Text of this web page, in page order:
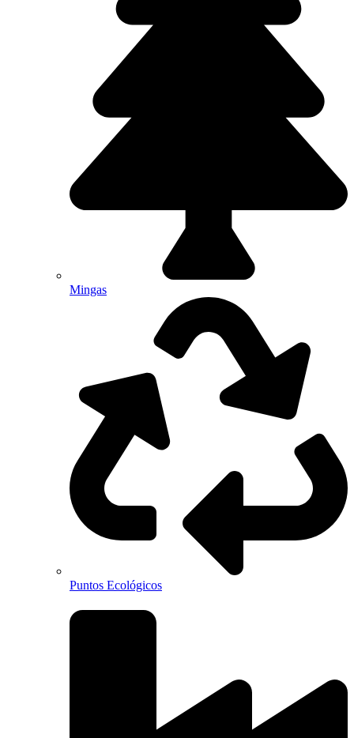
Mingas
Puntos Ecológicos